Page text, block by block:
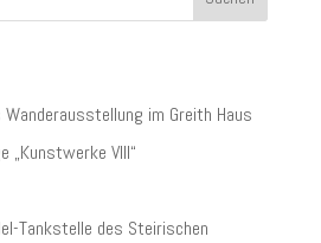
Wanderausstellung im Greith Haus
„Kunstwerke VIII“
Tankstelle des Steirischen